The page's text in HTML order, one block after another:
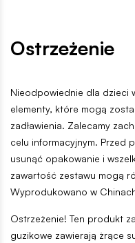
Ostrzeżenie
Nieodpowiednie dla dzieci
elementy, które mogą
zadławienia. Zalecamy
celu informacyjnym. Przed
usunąć opakowanie i
zawartość zestawu mogą
Wyprodukowano w
Ostrzeżenie! Ten produkt
guzikowe zawierają żrące